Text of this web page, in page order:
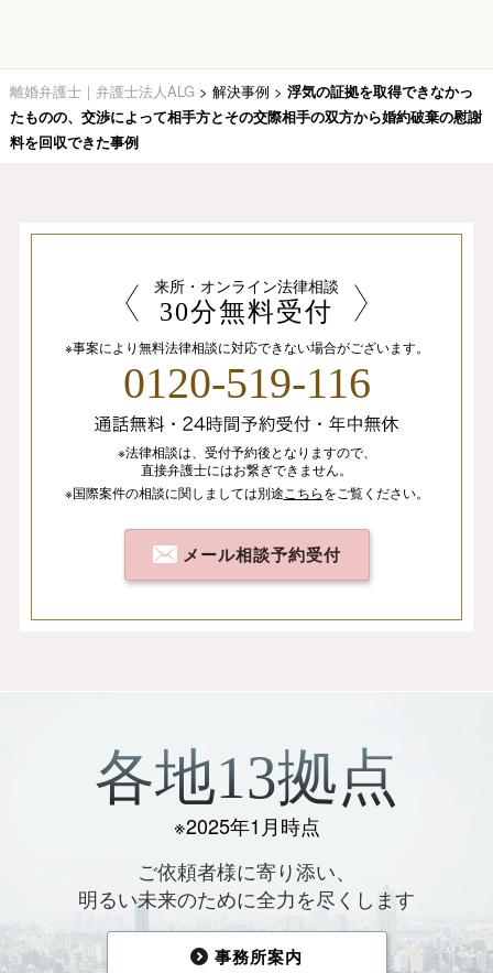
離婚弁護士｜弁護士法人ALG > 解決事例 > 浮気の証拠を取得できなかっ
たものの、交渉によって相手方とその交際相手の双方から婚約破棄の慰謝
料を回収できた事例
来所・オンライン法律相談
30分無料受付
※事案により無料法律相談に対応できない場合がございます。
0120-519-116
※法律相談は、 受付予約後となりますので、
直接弁護士にはお繋ぎできません。
※国際案件の相談に関しましては別途 こちらをご覧ください。
メール相談予約受付
各地13拠点
※2025年1月時点
ご依頼者様に寄り添い、
明るい未来のために全力を尽くします
事務所案内